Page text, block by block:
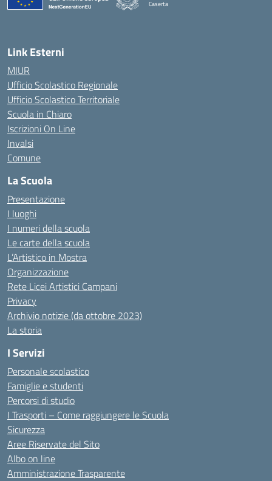
Caserta
Link Esterni
MIUR
Ufficio Scolastico Regionale
Ufficio Scolastico Territoriale
Scuola in Chiaro
Iscrizioni On Line
Invalsi
Comune
La Scuola
Presentazione
I luoghi
I numeri della scuola
Le carte della scuola
L’Artistico in Mostra
Organizzazione
Rete Licei Artistici Campani
Privacy
Archivio notizie (da ottobre 2023)
La storia
I Servizi
Personale scolastico
Famiglie e studenti
Percorsi di studio
I Trasporti – Come raggiungere le Scuola
Sicurezza
Aree Riservate del Sito
Albo on line
Amministrazione Trasparente